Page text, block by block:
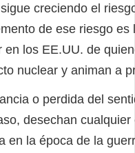
creciendo el
de ese riesgo es
los EE.UU. de
nuclear y animan a
o perdida del
desechan
en la época de la